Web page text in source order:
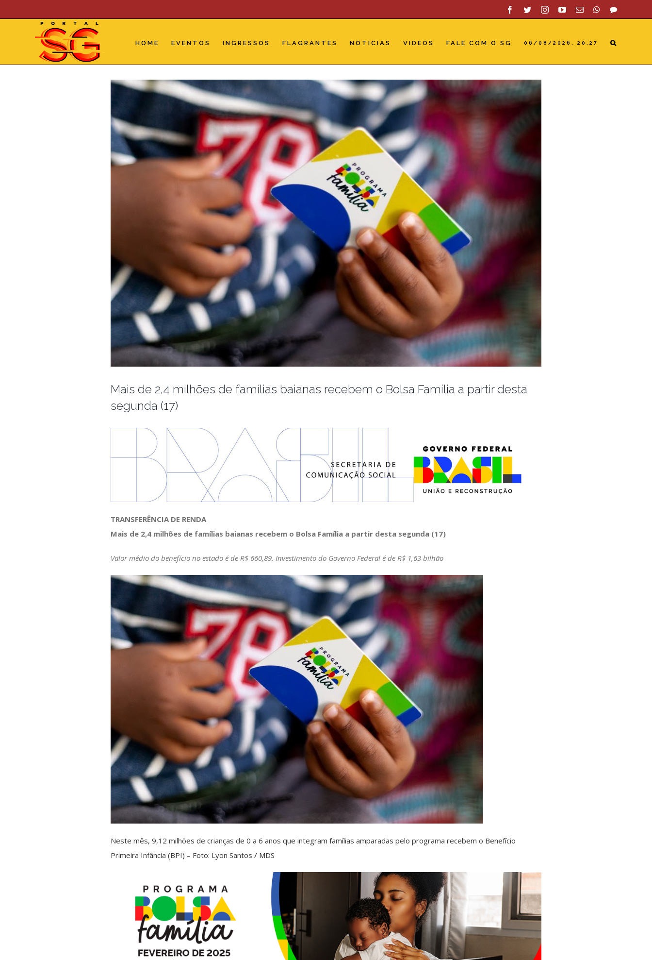
to
Facebook
TwitterInstagramYouTube
Email WhatsApp
SAC
HOME EVENTOS INGRESSOS FLAGRANTES NOTICIAS VIDEOS FALE COM O SG 06/08/2026, 20:27
Mais de 2,4 milhões de famílias baianas recebem o Bolsa Família a partir desta
segunda (17)
TRANSFERÊNCIA DE RENDA
Mais de 2,4 milhões de famílias baianas recebem o Bolsa Família a partir desta segunda (17)
Valor médio do benefício no estado é de R$ 660,89. Investimento do Governo Federal é de R$ 1,63 bilhão
Neste mês, 9,12 milhões de crianças de 0 a 6 anos que integram famílias amparadas pelo programa recebem o Benefício
Primeira Infância (BPI) – Foto: Lyon Santos / MDS